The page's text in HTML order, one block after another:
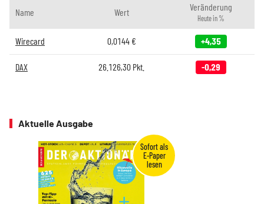
Name Wert Veränderung
Heute in %
Wirecard 0,0144€ +4,35
DAX 26.126,30 Pkt. -0,29
Aktuelle Ausgabe